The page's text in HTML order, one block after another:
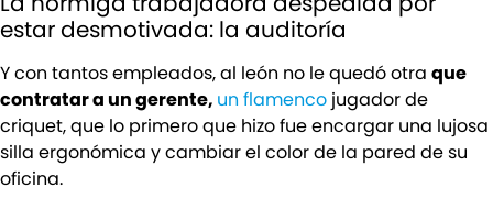
estar desmotivada: la auditoría
Y con tantos empleados, al león no le quedó otra que
contratar a un gerente, un flamenco jugador de
criquet, que lo primero que hizo fue encargar una lujosa
silla ergonómica y cambiar el color de la pared de su
oficina.